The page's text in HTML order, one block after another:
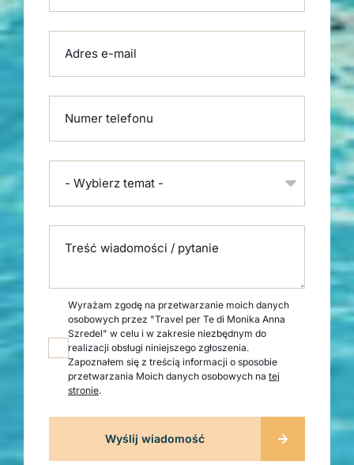
Adres e-mail
Numer telefonu
- Wybierz temat -
Treść wiadomości / pytanie
Wyrażam zgodę na przetwarzanie moich danych
osobowych przez "Travel per Te di Monika Anna
Szredel" w celu i w zakresie niezbędnym do
realizacji obsługi niniejszego zgłoszenia.
Zapoznałem się z treścią informacji o sposobie
przetwarzania Moich danych osobowych na tej
stronie.